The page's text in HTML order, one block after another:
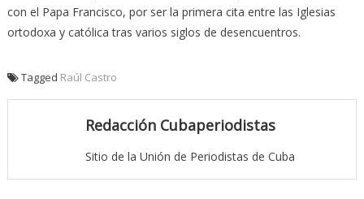
con el Papa Francisco, por ser la primera cita entre las Iglesias
ortodoxa y católica tras varios siglos de desencuentros.
Tagged Raúl Castro
Redacción Cubaperiodistas
Sitio de la Unión de Periodistas de Cuba